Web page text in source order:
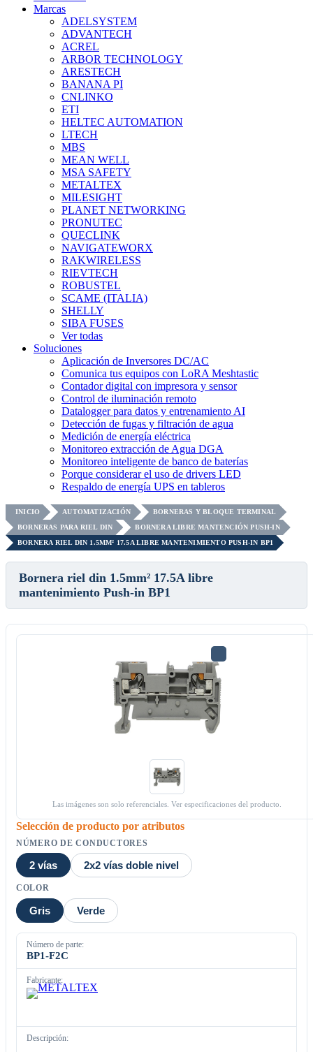
Marcas
ADELSYSTEM
ADVANTECH
ACREL
ARBOR TECHNOLOGY
ARESTECH
BANANA PI
CNLINKO
ETI
HELTEC AUTOMATION
LTECH
MBS
MEAN WELL
MSA SAFETY
METALTEX
MILESIGHT
PLANET NETWORKING
PRONUTEC
QUECLINK
NAVIGATEWORX
RAKWIRELESS
RIEVTECH
ROBUSTEL
SCAME (ITALIA)
SHELLY
SIBA FUSES
Ver todas
Soluciones
Aplicación de Inversores DC/AC
Comunica tus equipos con LoRA Meshtastic
Contador digital con impresora y sensor
Control de iluminación remoto
Datalogger para datos y entrenamiento AI
Detección de fugas y filtración de agua
Medición de energía eléctrica
Monitoreo extracción de Agua DGA
Monitoreo inteligente de banco de baterías
Porque considerar el uso de drivers LED
Respaldo de energía UPS en tableros
INICIO AUTOMATIZACIÓN
BORNERAS Y BLOQUE TERMINAL
BORNERAS PARA RIEL DIN
BORNERA LIBRE MANTENCIÓN PUSH-IN
BORNERA RIEL DIN 1.5MM² 17.5A LIBRE MANTENIMIENTO PUSH-IN BP1
Bornera riel din 1.5mm² 17.5A libre
mantenimiento Push-in BP1
Las imágenes son solo referenciales. Ver especificaciones del producto.
Selección de producto por atributos
NÚMERO DE CONDUCTORES
2 vías 2x2 vías doble nivel
COLOR
Gris Verde
Número de parte:
BP1-F2C
Fabricante:
Descripción: